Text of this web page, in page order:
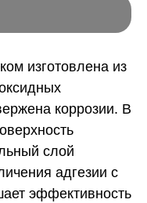
изготовлена из
коррозии. В
слой
адгезии с
эффективность